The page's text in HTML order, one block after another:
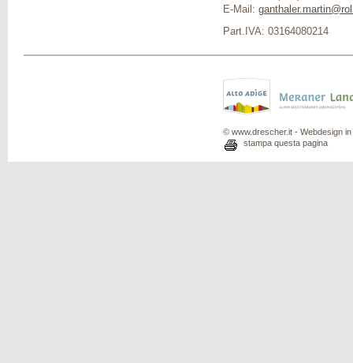
E-Mail:
Part.IVA: 03164080214
© www.drescher.it - Webdesign in
stampa questa pagina